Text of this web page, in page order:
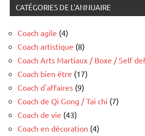
CATÉGORIES DE L'ANNUAIRE
Coach agile (4)
Coach artistique (8)
Coach Arts Martiaux / Boxe / Self
Coach bien être (17)
Coach d'affaires (9)
Coach de Qi Gong / Tai chi (7)
Coach de vie (43)
Coach en décoration (4)